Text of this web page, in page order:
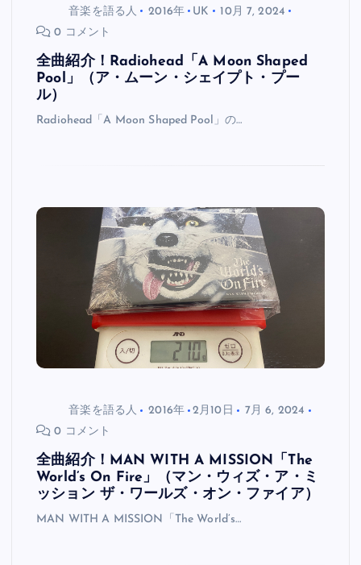
音楽を語る人 2016年 UK
10月 7, 2024
0 コメント
全曲紹介！Radiohead「A Moon Shaped
Pool」（ア・ムーン・シェイプト・プー
ル）
Radiohead「A Moon Shaped Pool」の…
音楽を語る人 2016年 2月10日
7月 6, 2024
0 コメント
全曲紹介！MAN WITH A MISSION「The
World’s On Fire」（マン・ウィズ・ア・ミ
ッション ザ・ワールズ・オン・ファイア）
MAN WITH A MISSION「The World’s…